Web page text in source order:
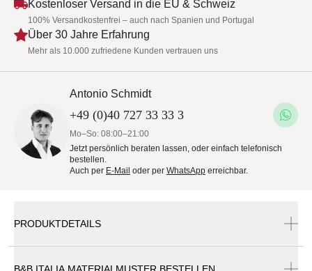
Kostenloser Versand in die EU & Schweiz
100% Versandkostenfrei – auch nach Spanien und Portugal
Über 30 Jahre Erfahrung
Mehr als 10.000 zufriedene Kunden vertrauen uns
Antonio Schmidt
+49 (0)40 727 33 33 3
Mo–So: 08:00–21:00
Jetzt persönlich beraten lassen, oder einfach telefonisch
bestellen.
Auch per E-Mail oder per WhatsApp erreichbar.
PRODUKTDETAILS
B&B ITALIA MATERIALMUSTER BESTELLEN